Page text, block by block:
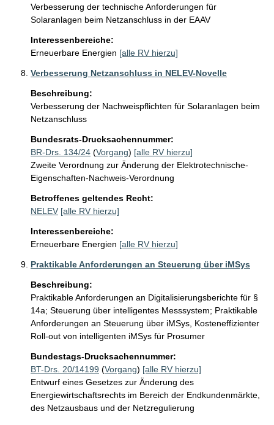
Verbesserung der technische Anforderungen für
Solaranlagen beim Netzanschluss in der EAAV
Interessenbereiche:
Erneuerbare Energien [alle RV hierzu]
Verbesserung Netzanschluss in NELEV-Novelle
Beschreibung:
Verbesserung der Nachweispflichten für Solaranlagen beim
Netzanschluss
Bundesrats-Drucksachennummer:
BR-Drs. 134/24 (Vorgang) [alle RV hierzu]
Zweite Verordnung zur Änderung der Elektrotechnische-
Eigenschaften-Nachweis-Verordnung
Betroffenes geltendes Recht:
NELEV [alle RV hierzu]
Interessenbereiche:
Erneuerbare Energien [alle RV hierzu]
Praktikable Anforderungen an Steuerung über iMSys
Beschreibung:
Praktikable Anforderungen an Digitalisierungsberichte für §
14a; Steuerung über intelligentes Messsystem; Praktikable
Anforderungen an Steuerung über iMSys, Kosteneffizienter
Roll-out von intelligenten iMSys für Prosumer
Bundestags-Drucksachennummer:
BT-Drs. 20/14199 (Vorgang) [alle RV hierzu]
Entwurf eines Gesetzes zur Änderung des
Energiewirtschaftsrechts im Bereich der Endkundenmärkte,
des Netzausbaus und der Netzregulierung